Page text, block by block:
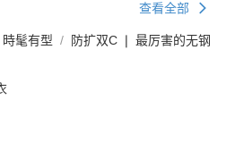
查看全部
髦有型
防扩双C ❘ 最厉害的无钢